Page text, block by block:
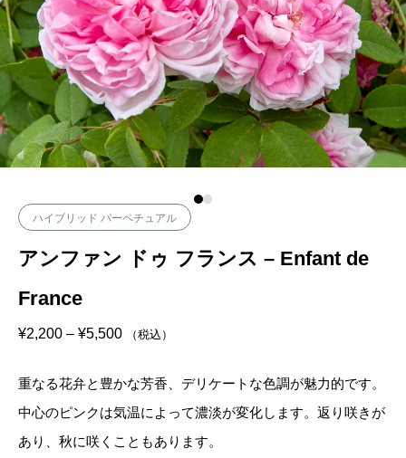
ハイブリッド パーペチュアル
アンファン ドゥ フランス – Enfant de
France
¥2,200 – ¥5,500価
¥
2
,
2
0
（税込）
重なる花弁と豊かな芳香、デリケートな色調が魅力的です。
中心のピンクは気温によって濃淡が変化します。返り咲きが
あり、秋に咲くこともあります。